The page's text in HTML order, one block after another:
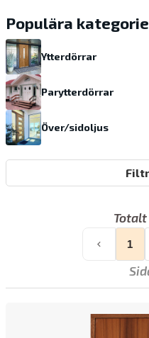
Ytterdörrar från
Lurs Dörr AB levererar
norska marknaden. Olika
brett sortiment av dörrar med
stilren funktionalism till
speglar. Detta gör Lurs Dörr
med höga krav på kvalitet och
Pardörrar från
möjligheten att skapa unika
hem. Säkerheten är också en
Assa
Historien bakom Lurs Dörr
Populära
Ytterdörrar
Parytterdörrar
Över/sidoljus
1